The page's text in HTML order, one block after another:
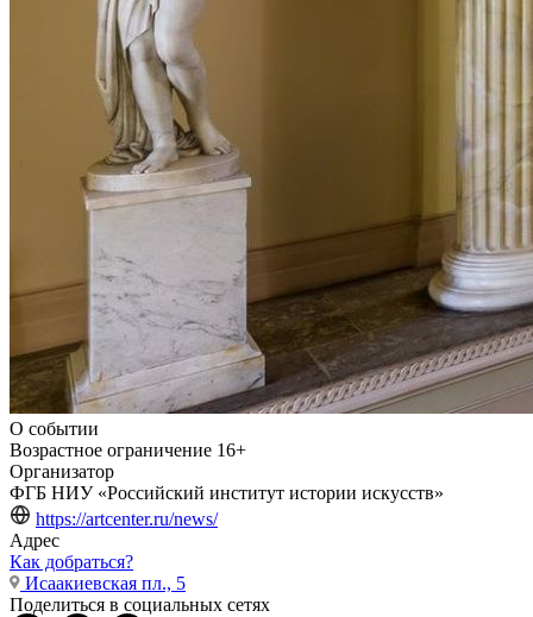
О событии
Возрастное ограничение 16+
Организатор
ФГБ НИУ «Российский институт истории искусств»
https://artcenter.ru/news/
Адрес
Как добраться?
Исаакиевская пл., 5
Поделиться в социальных сетях